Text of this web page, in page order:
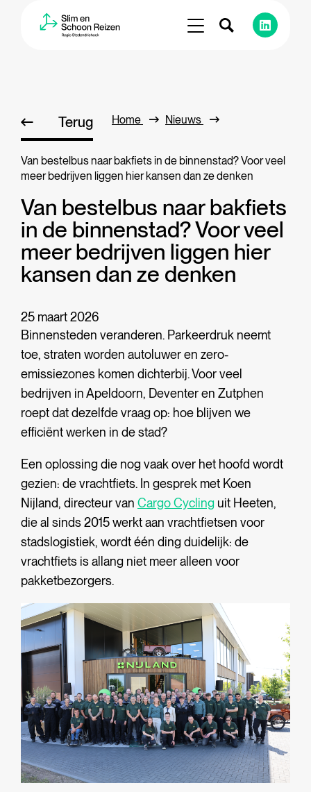
Terug Home Nieuws
Van bestelbus naar bakfiets in de binnenstad? Voor veel
meer bedrijven liggen hier kansen dan ze denken
Van bestelbus naar bakfiets
in de binnenstad? Voor veel
meer bedrijven liggen hier
kansen dan ze denken
25 maart 2026
Binnensteden veranderen. Parkeerdruk neemt
toe, straten worden autoluwer en zero-
emissiezones komen dichterbij. Voor veel
bedrijven in Apeldoorn, Deventer en Zutphen
roept dat dezelfde vraag op: hoe blijven we
efficiënt werken in de stad?
Een oplossing die nog vaak over het hoofd wordt
gezien: de vrachtfiets. In gesprek met Koen
Nijland, directeur van Cargo Cycling uit Heeten,
die al sinds 2015 werkt aan vrachtfietsen voor
stadslogistiek, wordt één ding duidelijk: de
vrachtfiets is allang niet meer alleen voor
pakketbezorgers.